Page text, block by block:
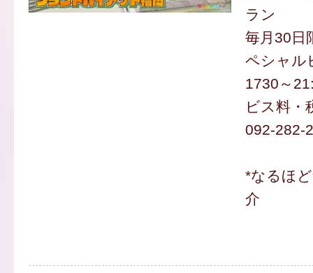
ラン
毎月30日
ペシャル
1730～
ビス料・
092-282-
*なるほ
介